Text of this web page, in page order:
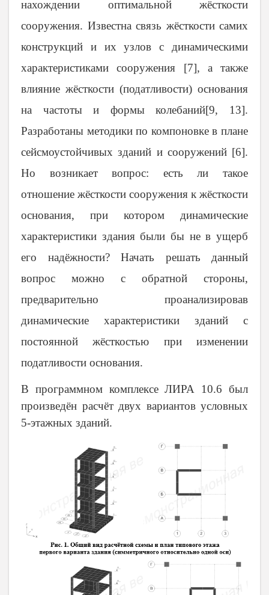
нахождении оптимальной жёсткости
сооружения. Известна связь жёсткости самих
конструкций и их узлов с динамическими
характеристиками сооружения [7], а также
влияние жёсткости (податливости) основания
на частоты и формы колебаний[9, 13].
Разработаны методики по компоновке в плане
сейсмоустойчивых зданий и сооружений [6].
Но возникает вопрос: есть ли такое
отношение жёсткости сооружения к жёсткости
основания, при котором динамические
характеристики здания были бы не в ущерб
его надёжности? Начать решать данный
вопрос можно с обратной стороны,
предварительно проанализировав
динамические характеристики зданий с
постоянной жёсткостью при изменении
податливости основания.
В программном комплексе ЛИРА 10.6 был
произведён расчёт двух вариантов условных
5-этажных зданий.